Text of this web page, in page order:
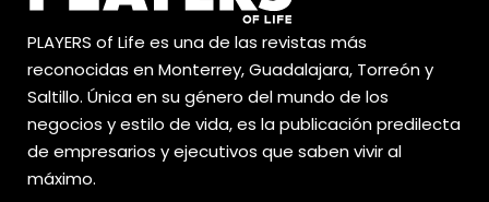
PLAYERS of Life es una de las revistas más
reconocidas en Monterrey, Guadalajara, Torreón y
Saltillo. Única en su género del mundo de los
negocios y estilo de vida, es la publicación predilecta
de empresarios y ejecutivos que saben vivir al
máximo.